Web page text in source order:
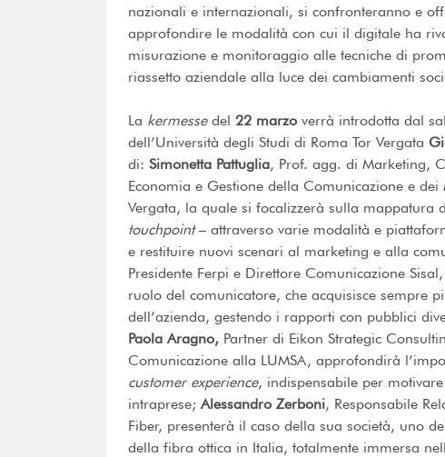
nazionali e internazionali, si confronteranno e
approfondire le modalità con cui il digitale ha
misurazione e monitoraggio alle tecniche di
riassetto aziendale alla luce dei cambiamenti
La kermessedel 22 marzo verrà introdotta dal
dell’Università degli Studi di Roma Tor Vergata
di: Simonetta Pattuglia, Prof. agg. di Marketing,
Economia e Gestione della Comunicazione e
Vergata, la quale si focalizzerà sulla mappatura
touchpoint– attraverso varie modalità e
e restituire nuovi scenari al marketing e alla
Presidente Ferpi e Direttore Comunicazione
ruolo del comunicatore, che acquisisce sempre
dell’azienda, gestendo i rapporti con pubblici
Paola Aragno, Partner di Eikon Strategic
Comunicazione alla LUMSA, approfondirà
customer experience, indispensabile per
intraprese; Alessandro Zerboni, Responsabile
Fiber, presenterà il caso della sua società, uno
della fibra ottica in Italia, totalmente immersa